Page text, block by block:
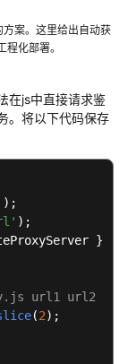
案。这里给出自动获
化部署。
在js中直接请求鉴
。将以下代码保存
} =
url1 url2
(2